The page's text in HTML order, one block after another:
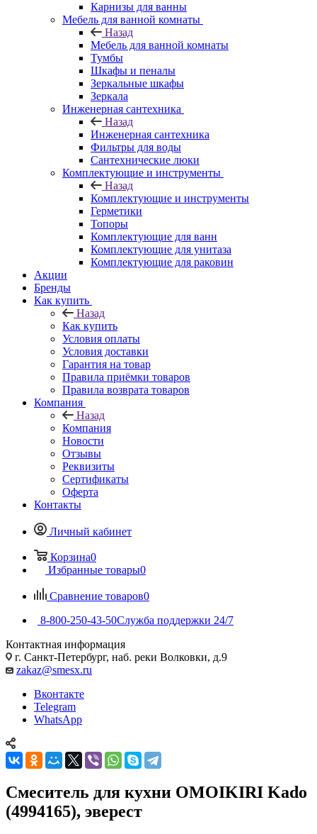
Карнизы для ванны
Мебель для ванной комнаты
Назад
Мебель для ванной комнаты
Тумбы
Шкафы и пеналы
Зеркальные шкафы
Зеркала
Инженерная сантехника
Назад
Инженерная сантехника
Фильтры для воды
Сантехнические люки
Комплектующие и инструменты
Назад
Комплектующие и инструменты
Герметики
Топоры
Комплектующие для ванн
Комплектующие для унитаза
Комплектующие для раковин
Акции
Бренды
Как купить
Назад
Как купить
Условия оплаты
Условия доставки
Гарантия на товар
Правила приёмки товаров
Правила возврата товаров
Компания
Назад
Компания
Новости
Отзывы
Реквизиты
Сертификаты
Оферта
Контакты
Личный кабинет
Корзина0
Избранные товары0
Сравнение товаров0
8-800-250-43-50Служба поддержки 24/7
Контактная информация
г. Санкт-Петербург, наб. реки Волковки, д.9
zakaz@smesx.ru
Вконтакте
Telegram
WhatsApp
Смеситель для кухни OMOIKIRI Kado
(4994165), эверест